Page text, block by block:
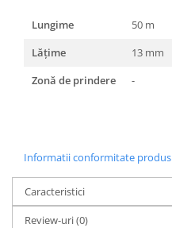
Lungime
50 m
Lățime
13 mm
Zonă de prindere
-
Informatii conformitate produs
Caracteristici
Review-uri(0)